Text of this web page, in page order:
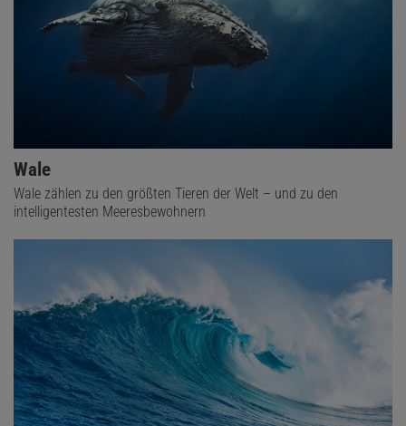
Wale
Wale zählen zu den größten Tieren der Welt – und zu den
intelligentesten Meeresbewohnern